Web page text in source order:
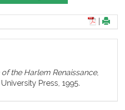
the Harlem Renaissance,
Press, 1995.